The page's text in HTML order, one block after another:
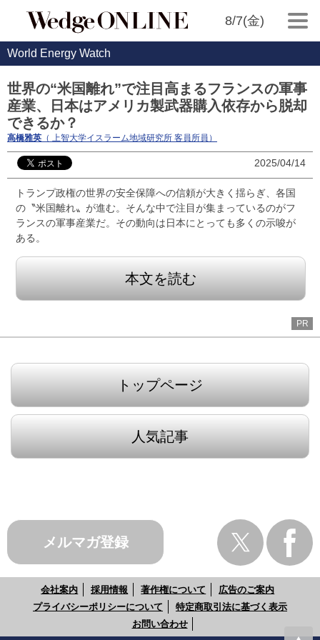
8/7(金)
World Energy Watch
世界の“米国離れ”で注目高まるフランスの軍事
産業、日本はアメリカ製武器購入依存から脱却
できるか？
高橋雅英 （ 上智大学イスラーム地域研究所 客員所員）
2025/04/14
トランプ政権の世界の安全保障への信頼が大きく揺らぎ、各国
の〝米国離れ〟が進む。そんな中で注目が集まっているのがフ
ランスの軍事産業だ。その動向は日本にとっても多くの示唆が
ある。
本文を読む
PR
トップページ
人気記事
メルマガ登録
会社案内 採用情報 著作権について
広告のご案内
プライバシーポリシーについて
特定商取引法に基づく表示
お問い合わせ